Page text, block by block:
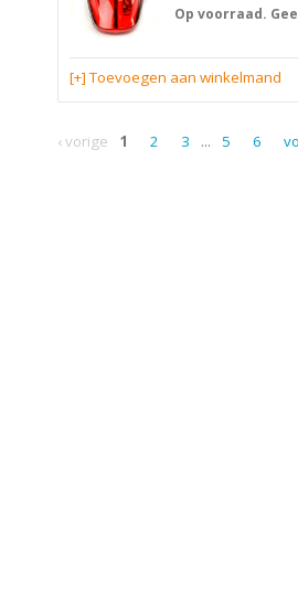
Op voorraad.
[+] Toevoegen aan winkelmand
‹ vorige 1 2 3 ... 5 6